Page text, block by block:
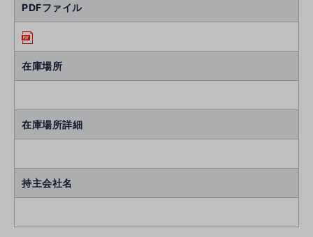
PDFファイル
在庫場所
在庫場所詳細
持主会社名